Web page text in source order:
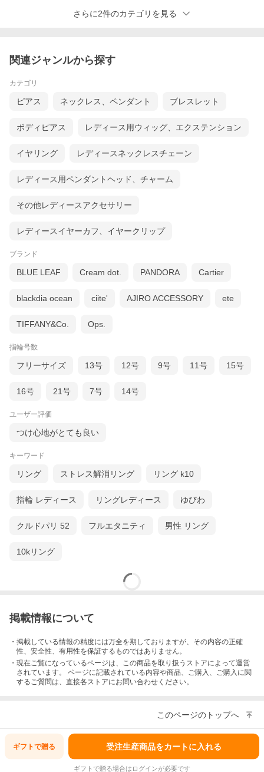
さらに2件のカテゴリを見る
関連ジャンルから探す
カテゴリ
ピアス ネックレス、ペンダント ブレスレット
ボディピアス レディース用ウィッグ、エクステンション
イヤリング レディースネックレスチェーン
レディース用ペンダントヘッド、チャーム
その他レディースアクセサリー
レディースイヤーカフ、イヤークリップ
ブランド
BLUE LEAF Cream dot. PANDORA Cartier
blackdia ocean ciite' AJIRO ACCESSORY ete
TIFFANY&Co. Ops.
指輪号数
フリーサイズ 13号 12号 9号 11号 15号
16号 21号 7号 14号
ユーザー評価
つけ心地がとても良い
キーワード
リング ストレス解消リング リング k10
指輪 レディース リングレディース ゆびわ
クルドパリ 52 フルエタニティ 男性 リング
10kリング
掲載情報について
・掲載している情報の精度には万全を期しておりますが、その内容の正確
性、安全性、有用性を保証するものではありません。
・現在ご覧になっているページは、この商品を取り扱うストアによって運営
されています。 ページに記載されている内容や商品、ご購入 、ご購入に関
するご質問は、直接各ストアにお問い合わせください。
このページのトップへ
ギフトで贈る 受注生産商品をカートに入れる
ギフトで贈る場合はログインが必要です